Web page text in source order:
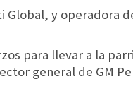
Global, y operadora
para llevar a la
general de GM